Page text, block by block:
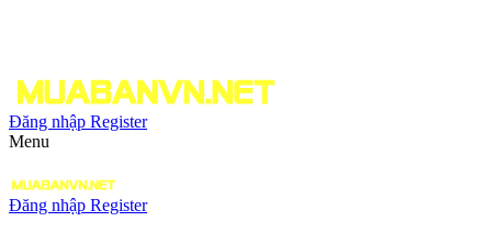
Đăng nhập Register
Menu
Đăng nhập Register